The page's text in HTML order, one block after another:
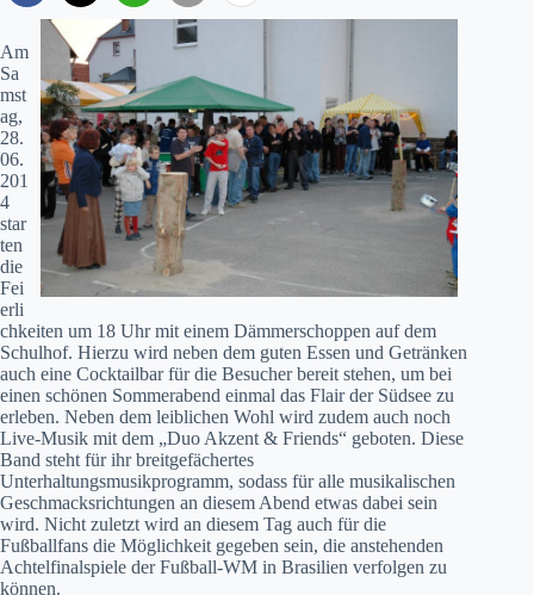
Am
Sa
mst
ag,
28.
06.
201
4
star
ten
die
Fei
erli
chkeiten um 18 Uhr mit einem Dämmerschoppen auf dem
Schulhof. Hierzu wird neben dem guten Essen und Getränken
auch eine Cocktailbar für die Besucher bereit stehen, um bei
einen schönen Sommerabend einmal das Flair der Südsee zu
erleben. Neben dem leiblichen Wohl wird zudem auch noch
Live-Musik mit dem „Duo Akzent & Friends“ geboten. Diese
Band steht für ihr breitgefächertes
Unterhaltungsmusikprogramm, sodass für alle musikalischen
Geschmacksrichtungen an diesem Abend etwas dabei sein
wird. Nicht zuletzt wird an diesem Tag auch für die
Fußballfans die Möglichkeit gegeben sein, die anstehenden
Achtelfinalspiele der Fußball-WM in Brasilien verfolgen zu
können.